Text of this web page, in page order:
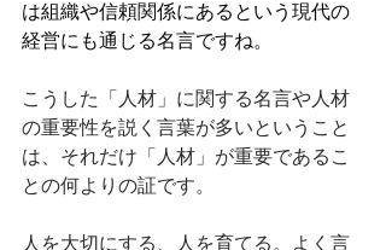
は組織や信頼関係にあるという現代の
経営にも通じる名言ですね。
こうした「人材」に関する名言や人材
の重要性を説く言葉が多いということ
は、それだけ「人材」が重要であるこ
との何よりの証です。
人を大切にする、人を育てる。よく言